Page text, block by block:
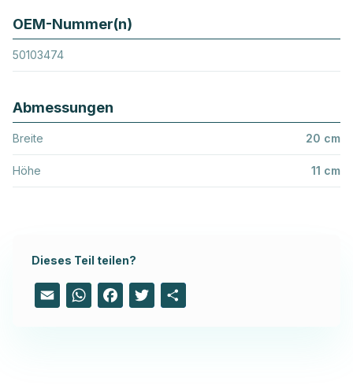
OEM-Nummer(n)
50103474
Abmessungen
Breite 20 cm
Höhe 11 cm
Dieses Teil teilen?
Email WhatsAppFacebook
Twitter